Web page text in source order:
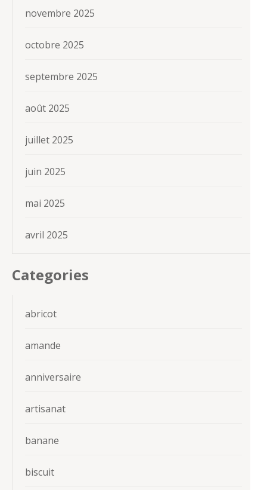
novembre 2025
octobre 2025
septembre 2025
août 2025
juillet 2025
juin 2025
mai 2025
avril 2025
Categories
abricot
amande
anniversaire
artisanat
banane
biscuit